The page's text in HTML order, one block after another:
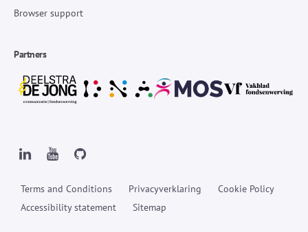
Browser support
Partners
Terms and Conditions Privacyverklaring
Cookie Policy
Accessibility statement
Sitemap